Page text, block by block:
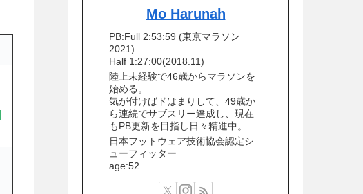
Mo Harunah
PB:Full 2:53:59 (東京マラソン
2021)
Half 1:27:00(2018.11)
陸上未経験で46歳からマラソンを
始める。
気が付けばドはまりして、49歳か
ら連続でサブスリー達成し、現在
もPB更新を目指し日々精進中。
日本フットウェア技術協会認定シ
ューフィッター
age:52